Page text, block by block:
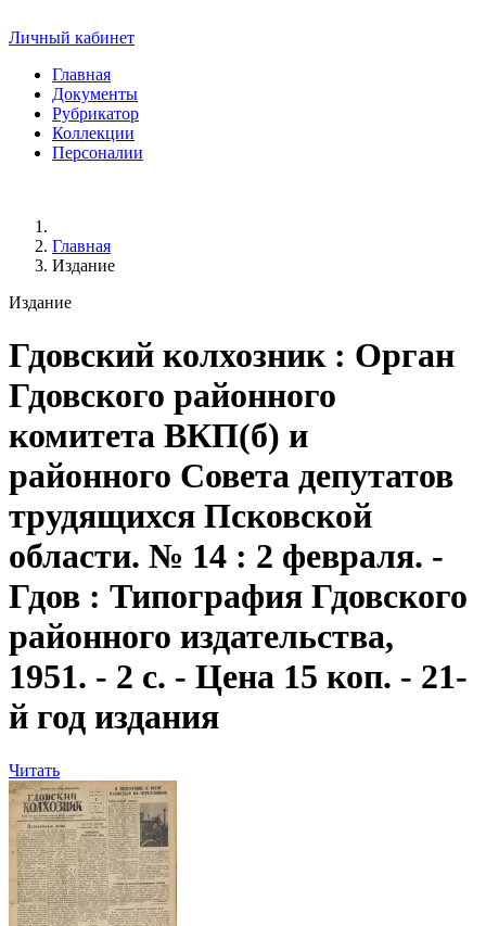
Личный кабинет
Главная
Документы
Рубрикатор
Коллекции
Персоналии
Главная
Издание
Издание
Гдовский колхозник: Орган
Гдовского районного
комитета ВКП(б) и
районного Совета депутатов
трудящихся Псковской
области. № 14 : 2 февраля. -
Гдов : Типография Гдовского
районного издательства,
1951. - 2 с. - Цена 15 коп. - 21-
й год издания
Читать